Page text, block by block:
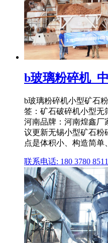
b玻璃粉碎机_
b玻璃粉碎机小型矿石
签：矿石破碎机小型无
河南品牌：河南煌鑫厂
议更新无锡小型矿石粉
点是体积小、构造简单
联系电话: 180 3780 8511